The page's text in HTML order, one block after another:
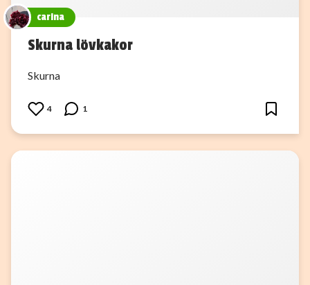
carina
Skurna lövkakor
Skurna
4 1